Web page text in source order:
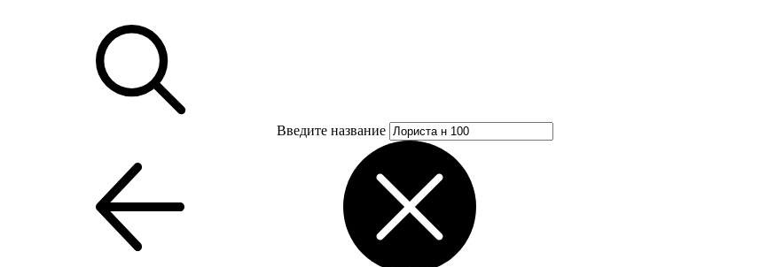
Введите название